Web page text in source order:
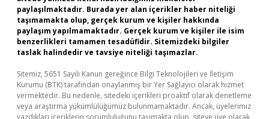
paylaşılmaktadır. Burada yer alan içerikler haber niteliği
taşımamakta olup, gerçek kurum ve kişiler hakkında
paylaşım yapılmamaktadır. Gerçek kurum ve kişiler ile isim
benzerlikleri tamamen tesadüfidir. Sitemizdeki bilgiler
taslak halindedir ve tavsiye niteliği taşımazlar.
Sitemiz, 5651 Sayılı Kanun gereğince Bilgi Teknolojileri ve İletişim
Kurumu (BTK) tarafından onaylanmış bir Yer Sağlayıcı olarak hizmet
vermektedir. Bu nedenle, sitedeki içerikleri proaktif olarak denetleme
veya araştırma yükümlülüğümüz bulunmamaktadır. Ancak, üyelerimiz
yazdıkları içeriklerin sorumluluğunu taşımakta olup, siteye üye olarak